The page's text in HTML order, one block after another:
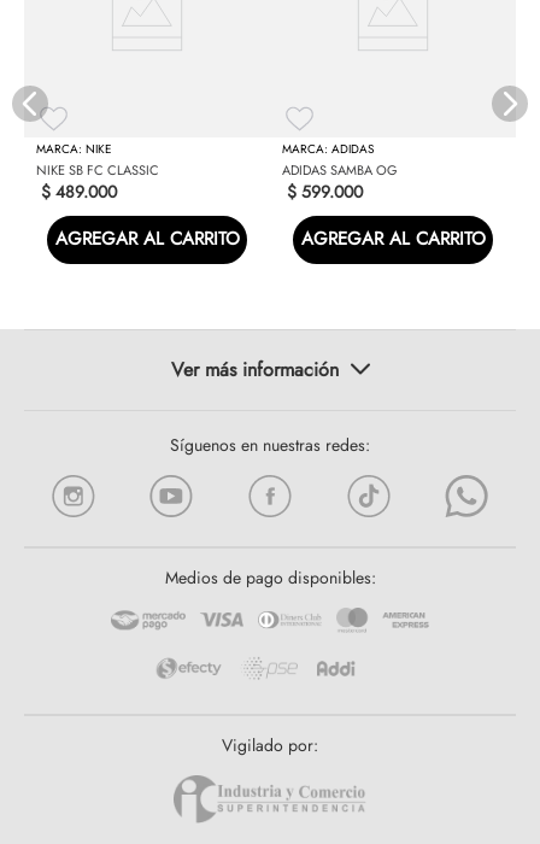
NIKE
NIKE SB FC CLASSIC
$ 489.000
AGREGAR AL CARRITO
ADIDAS
ADIDAS SAMBA OG
$ 599.000
AGREGAR AL CARRITO
Síguenos en nuestras redes:
Medios de pago disponibles:
Vigilado por: